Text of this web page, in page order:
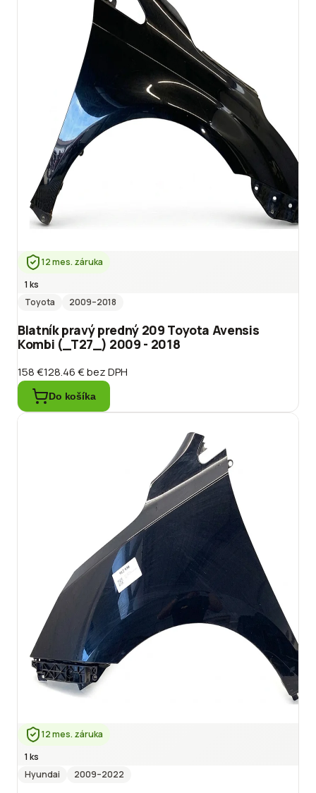
12 mes. záruka
1 ks
Toyota
2009–2018
Blatník pravý predný 209 Toyota Avensis
Kombi (_T27_) 2009 - 2018
158 €128.46 €bez DPH
Do košíka
12 mes. záruka
1 ks
Hyundai
2009–2022